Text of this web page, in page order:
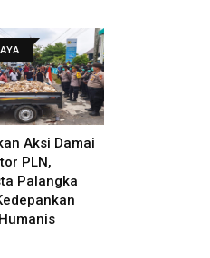
Aksi Damai
PLN,
Palangka